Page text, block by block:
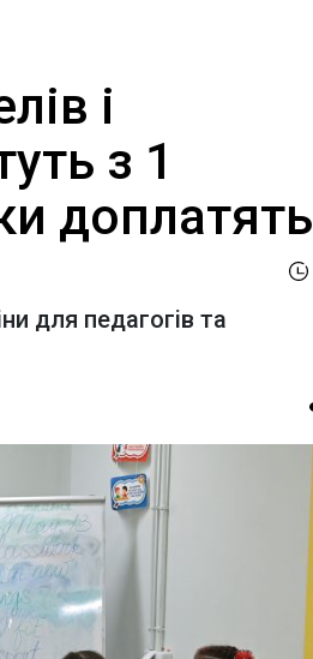
і
з 1
доплатять
для педагогів та